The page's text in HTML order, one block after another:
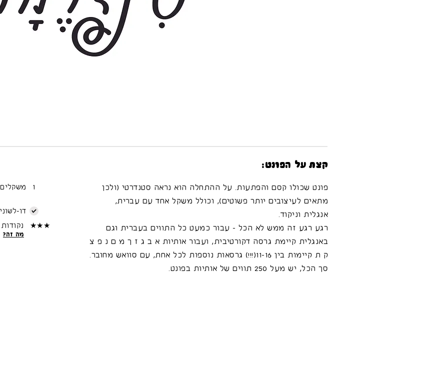
1
דו-
מה זה?
★★★
קצת על הפונט:
פונט שכולו קסם והפתעות. על ההתחלה הוא נראה סטנדרטי (ולכן
מתאים לעיצובים יותר פשוטים), וכולל משקל אחד עם עברית,
אנגלית וניקוד.
רגע רגע זה ממש לא הכל - עבור כמעט כל התווים בעברית וגם
באנגלית קיימת גרסה דקורטיבית, ועבור אותיות א ב ג ז ך מ ם נ פ צ
ק ת קיימות בין 11-16(!!!) גרסאות נוספות לכל אחת, עם סוואש מחובר.
סך הכל, יש מעל 250 תווים של אותיות בפונט.